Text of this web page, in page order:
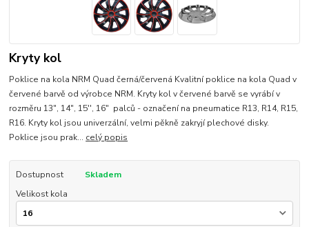
Kryty kol
Poklice na kola NRM Quad černá/červená Kvalitní poklice na kola Quad v
červené barvě od výrobce NRM. Kryty kol v červené barvě se vyrábí v
rozměru 13", 14", 15'', 16" palců - označení na pneumatice R13, R14, R15,
R16. Kryty kol jsou univerzální, velmi pěkně zakryjí plechové disky.
Poklice jsou prak... celý popis
Dostupnost
Skladem
Velikost kola